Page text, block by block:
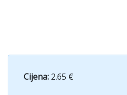
Cijena: 2.65 €